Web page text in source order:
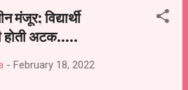
गुरु गंगा भारती महाराज संस्थानात
ते बोलत होते. भाजपा युवा मोर्चाचे जिल्हा
आले होते. यावेळी माजी मंत्री तथा
मंजूर; विद्यार्थी
होती अटक.....
- February 18, 2022